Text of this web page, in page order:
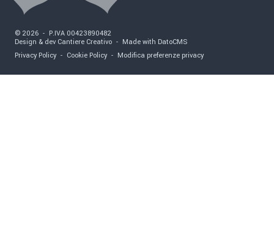
© 2026 - P.IVA 00423890482
Design & dev Cantiere Creativo - Made with DatoCMS
Privacy Policy - Cookie Policy - Modifica preferenze privacy